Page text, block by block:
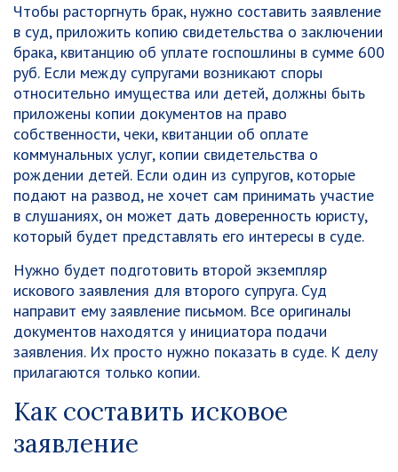
Чтобы расторгнуть брак, нужно составить заявление
в суд, приложить копию свидетельства о заключении
брака, квитанцию об уплате госпошлины в сумме 600
руб. Если между супругами возникают споры
относительно имущества или детей, должны быть
приложены копии документов на право
собственности, чеки, квитанции об оплате
коммунальных услуг, копии свидетельства о
рождении детей. Если один из супругов, которые
подают на развод, не хочет сам принимать участие
в слушаниях, он может дать доверенность юристу,
который будет представлять его интересы в суде.
Нужно будет подготовить второй экземпляр
искового заявления для второго супруга. Суд
направит ему заявление письмом. Все оригиналы
документов находятся у инициатора подачи
заявления. Их просто нужно показать в суде. К делу
прилагаются только копии.
Как составить исковое
заявление